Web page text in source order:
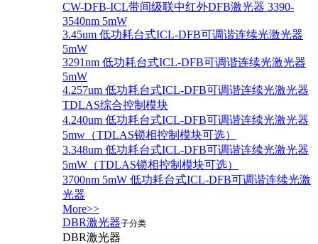
CW-DFB-ICL带间级联中红外DFB激光器 3390-
3540nm 5mW
3.45um 低功耗台式ICL-DFB可调谐连续光激光器
5mW
3291nm 低功耗台式ICL-DFB可调谐连续光激光器
5mW
4.257um 低功耗台式ICL-DFB可调谐连续光激光器
TDLAS综合控制模块
4.240um 低功耗台式ICL-DFB可调谐连续光激光器
5mw（TDLAS锁相控制模块可选）
3.348um 低功耗台式ICL-DFB可调谐连续光激光器
5mW（TDLAS锁相控制模块可选）
3700nm 5mW 低功耗台式ICL-DFB可调谐连续光激
光器
More>>
DBR激光器子分类
DBR激光器